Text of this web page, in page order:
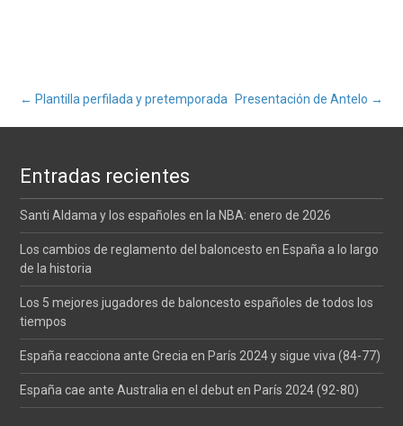
Navegación
de
entradas
← Plantilla perfilada y pretemporada Presentación de Antelo →
Entradas recientes
Santi Aldama y los españoles en la NBA: enero de 2026
Los cambios de reglamento del baloncesto en España a lo largo
de la historia
Los 5 mejores jugadores de baloncesto españoles de todos los
tiempos
España reacciona ante Grecia en París 2024 y sigue viva (84-77)
España cae ante Australia en el debut en París 2024 (92-80)